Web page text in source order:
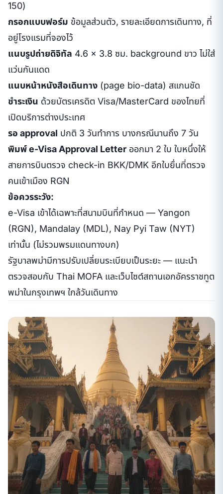
150)
กรอกแบบฟอร์ม ข้อมูลส่วนตัว, รายละเอียดการเดินทาง, ที่
อยู่โรงแรมที่จองไว้
แนบรูปถ่ายดิจิทัล 4.6 × 3.8 ซม. background ขาว ไม่ใส่
แว่นกันแดด
แนบหน้าหนังสือเดินทาง (page bio-data) สแกนชัด
ชำระเงิน ด้วยบัตรเครดิต Visa/MasterCard ของไทยที่
เปิดบริการต่างประเทศ
รอ approval ปกติ 3 วันทำการ บางกรณีนานถึง 7 วัน
พิมพ์ e-Visa Approval Letter ออกมา 2 ใบ ใบหนึ่งให้
สายการบินตรวจ check-in BKK/DMK อีกใบยื่นที่ตรวจ
คนเข้าเมือง RGN
ข้อควรระวัง:
e-Visa เข้าได้เฉพาะที่สนามบินที่กำหนด — Yangon
(RGN), Mandalay (MDL), Nay Pyi Taw (NYT)
เท่านั้น (ไม่รวมพรมแดนทางบก)
รัฐบาลพม่ามีการปรับเปลี่ยนระเบียบเป็นระยะ — แนะนำ
ตรวจสอบกับ Thai MOFA และเว็บไซต์สถานเอกอัครราชทูต
พม่าในกรุงเทพฯ ใกล้วันเดินทาง